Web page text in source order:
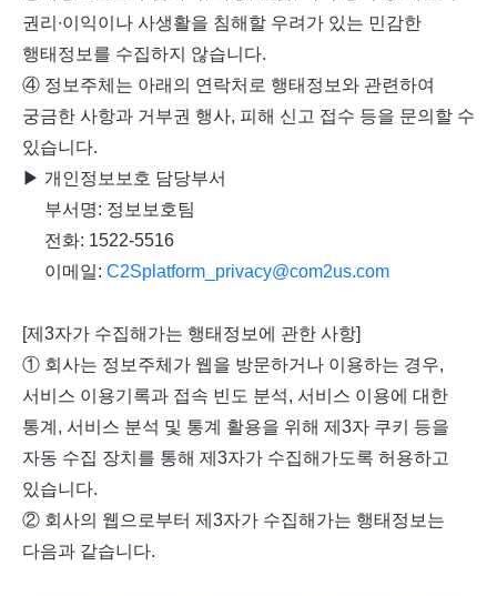
권리∙이익이나 사생활을 침해할 우려가 있는 민감한
행태정보를 수집하지 않습니다.
④ 정보주체는 아래의 연락처로 행태정보와 관련하여
궁금한 사항과 거부권 행사, 피해 신고 접수 등을 문의할 수
있습니다.
▶ 개인정보보호 담당부서
부서명: 정보보호팀
전화: 1522-5516
이메일: C2Splatform_privacy@com2us.com
[제3자가 수집해가는 행태정보에 관한 사항]
① 회사는 정보주체가 웹을 방문하거나 이용하는 경우,
서비스 이용기록과 접속 빈도 분석, 서비스 이용에 대한
통계, 서비스 분석 및 통계 활용을 위해 제3자 쿠키 등을
자동 수집 장치를 통해 제3자가 수집해가도록 허용하고
있습니다.
② 회사의 웹으로부터 제3자가 수집해가는 행태정보는
다음과 같습니다.